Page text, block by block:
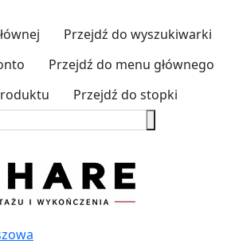
Przejdź do wyszukiwarki
Przejdź do menu głównego
Przejdź do stopki